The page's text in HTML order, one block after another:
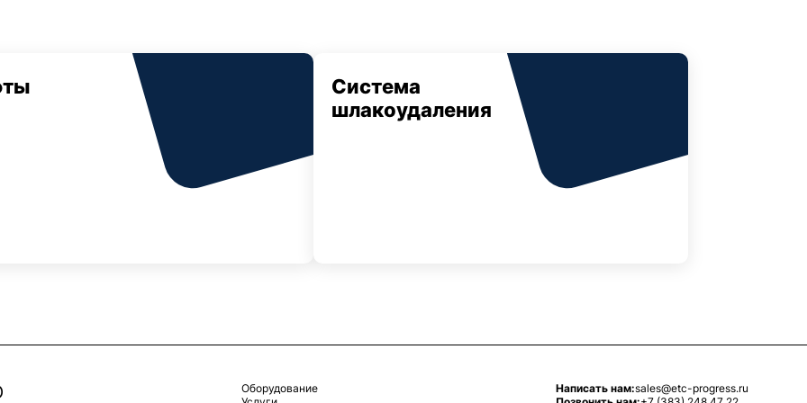
Система
шлакоудаления
Оборудование
Написать нам:sales@etc-progress.ru